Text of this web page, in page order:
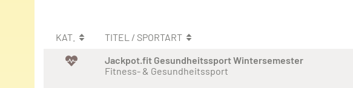
KAT. TITEL / SPORTART
Jackpot.fit Gesundheitssport Wintersemester
Fitness- & Gesundheitssport